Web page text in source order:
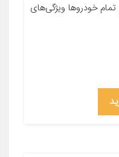
خودروها ویژگی‌های